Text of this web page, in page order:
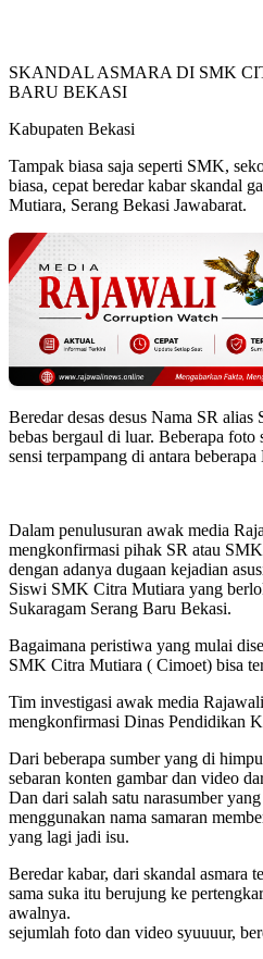
SKANDAL ASMARA DI SMK
BARU BEKASI
Kabupaten Bekasi
Tampak biasa saja seperti SMK,
biasa, cepat beredar kabar skandal
Mutiara, Serang Bekasi Jawabarat.
Beredar desas desus Nama SR
bebas bergaul di luar. Beberapa foto
sensi terpampang di antara
Dalam penulusuran awak media
mengkonfirmasi pihak SR atau
dengan adanya dugaan kejadian
Siswi SMK Citra Mutiara yang
Sukaragam Serang Baru Bekasi.
Bagaimana peristiwa yang mulai
SMK Citra Mutiara ( Cimoet) bisa
Tim investigasi awak media
mengkonfirmasi Dinas Pendidikan
Dari beberapa sumber yang di
sebaran konten gambar dan video
Dan dari salah satu narasumber
menggunakan nama samaran
yang lagi jadi isu.
Beredar kabar, dari skandal asmara
sama suka itu berujung ke
awalnya.
sejumlah foto dan video syuuuur,